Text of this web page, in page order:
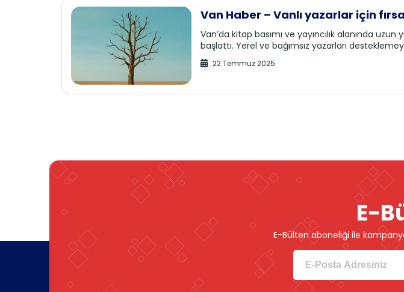
Van Haber – Vanlı yazarlar için
Van’da kitap basımı ve yayıncılık alanında
başlattı. Yerel ve bağımsız yazarları
22 Temmuz 2025
E-
E-Bülten aboneliği ile